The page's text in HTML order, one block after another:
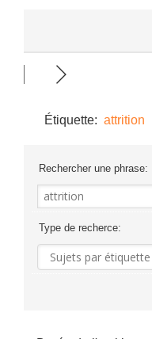
Étiquette: attrition
Rechercher une phrase:
Type de recherce: